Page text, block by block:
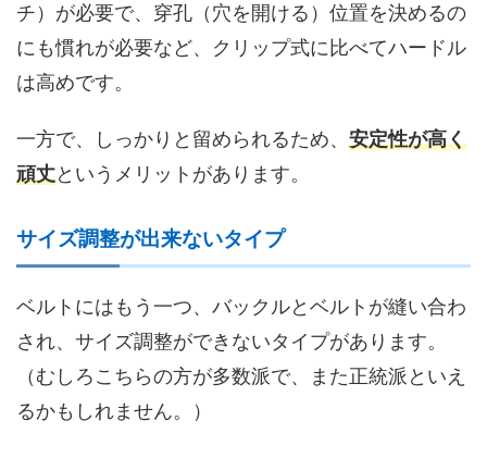
チ）が必要で、穿孔（穴を開ける）位置を決めるの
にも慣れが必要など、クリップ式に比べてハードル
は高めです。
一方で、しっかりと留められるため、 安定性が高く
頑丈というメリットがあります。
サイズ調整が出来ないタイプ
ベルトにはもう一つ、バックルとベルトが縫い合わ
され、サイズ調整ができないタイプがあります。
（むしろこちらの方が多数派で、また正統派といえ
るかもしれません。）